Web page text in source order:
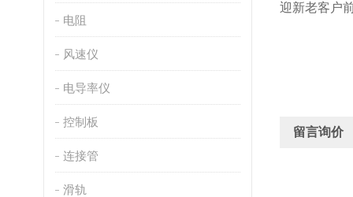
电阻
风速仪
电导率仪
控制板
连接管
滑轨
迎新老客户
留言询价